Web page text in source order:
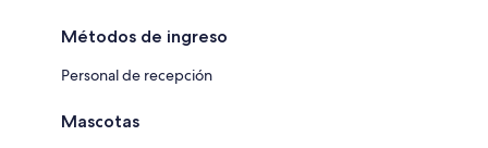
Métodos de ingreso
Personal de recepción
Mascotas